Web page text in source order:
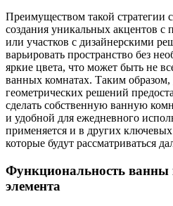
Преимуществом такой стратегии
создания уникальных акцентов
или участков с дизайнерскими
варьировать пространство без
яркие цвета, что может быть не
ванных комнатах. Таким образом,
геометрических решений
сделать собственную ванную
и удобной для ежедневного
применяется и в других ключевых
которые будут рассматриваться
Функциональность ванны
элемента